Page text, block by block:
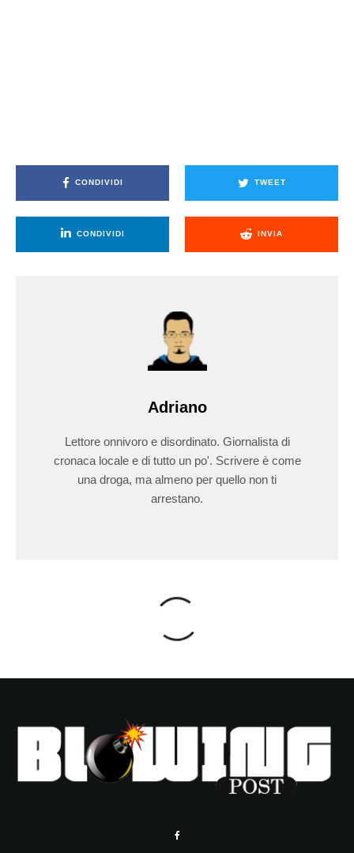
CONDIVIDI TWEET
CONDIVIDI INVIA
Adriano
Lettore onnivoro e disordinato. Giornalista di
cronaca locale e di tutto un po'. Scrivere è come
una droga, ma almeno per quello non ti
arrestano.